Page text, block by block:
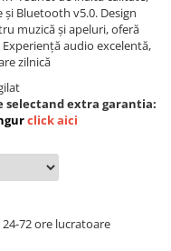
Bluetooth v5.0. Design
muzică și apeluri, oferă
audio excelentă,
zilnică
selectand extra garantia:
click aici
72 ore lucratoare